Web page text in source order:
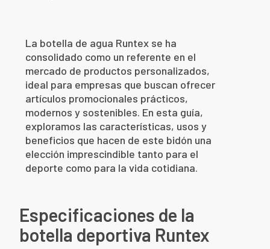
La botella de agua Runtex se ha
consolidado como un referente en el
mercado de productos personalizados,
ideal para empresas que buscan ofrecer
artículos promocionales prácticos,
modernos y sostenibles. En esta guía,
exploramos las características, usos y
beneficios que hacen de este bidón una
elección imprescindible tanto para el
deporte como para la vida cotidiana.
Especificaciones de la
botella deportiva Runtex